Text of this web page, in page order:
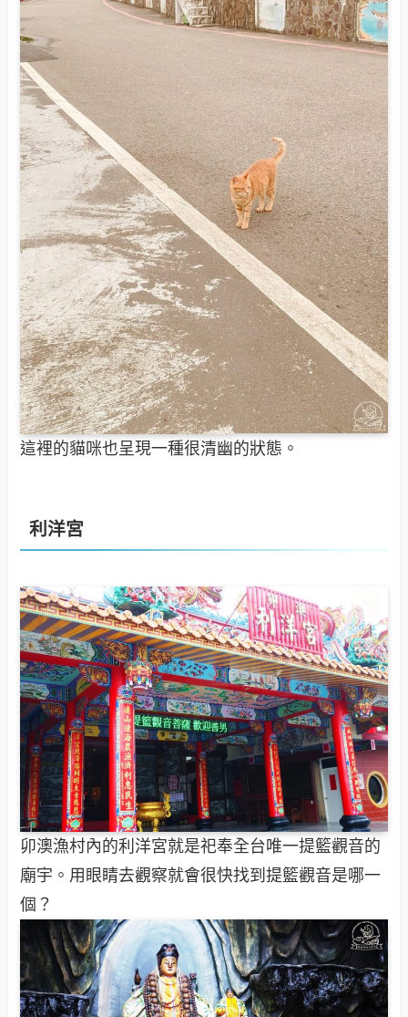
這裡的貓咪也呈現一種很清幽的狀態。
利洋宮
卯澳漁村內的利洋宮就是祀奉全台唯一提籃觀音的
廟宇。用眼睛去觀察就會很快找到提籃觀音是哪一
個？